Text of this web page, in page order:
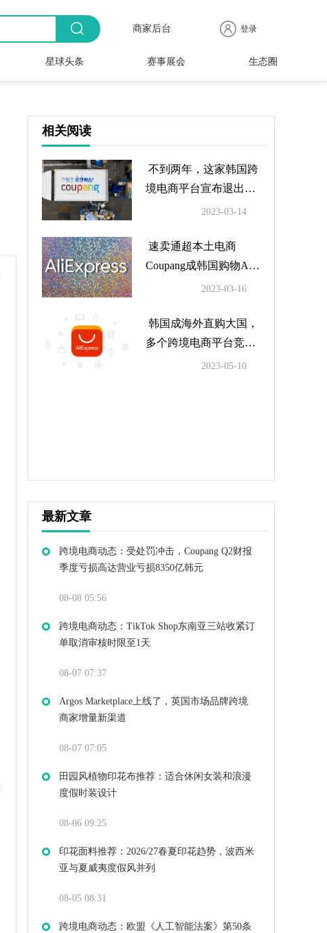
商家后台 登录
星球头条
快报
电商
速递
专访
聚焦
品牌
赛事展会 生态圈
相关阅读
境电商平台宣布退出日
2023-03-14
Coupang成韩国购物APP
2023-03-16
多个跨境电商平台竞争
2023-05-10
最新文章
跨境电商动态：受处罚冲击，Coupang Q2财报
季度亏损高达营业亏损8350亿韩元
08-08 05:56
跨境电商动态：TikTok Shop东南亚三站收紧订
单取消审核时限至1天
08-07 07:37
Argos Marketplace上线了，英国市场品牌跨境
商家增量新渠道
08-07 07:05
田园风植物印花布推荐：适合休闲女装和浪漫
度假时装设计
08-06 09:25
印花面料推荐：2026/27春夏印花趋势，波西米
亚与夏威夷度假风并列
08-05 08:31
跨境电商动态：欧盟《人工智能法案》第50条